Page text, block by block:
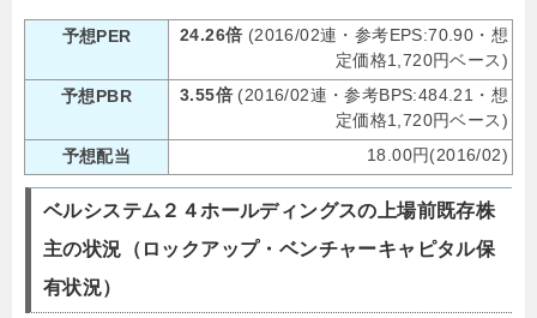
予想PER 24.26倍 (2016/02連・参考EPS:70.90・想
定価格1,720円ベース)
予想PBR
3.55倍 (2016/02連・参考BPS:484.21・想
定価格1,720円ベース)
予想配当
18.00円(2016/02)
ベルシステム２４ホールディングスの上場前既存株
主の状況（ロックアップ・ベンチャーキャピタル保
有状況）